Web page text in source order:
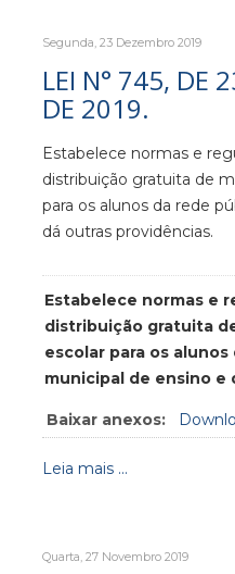
Segunda, 23 Dezembro 2019
LEI N° 745, DE
DE 2019.
Estabelece normas e
distribuição gratuita de
para os alunos da rede
dá outras providências.
Estabelece normas e
distribuição gratuita
escolar para os
municipal de ensino e
Baixar anexos:
Leia mais ...
Quarta, 27 Novembro 2019